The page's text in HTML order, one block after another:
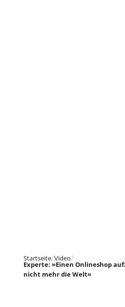
Startseite Video
Experte: »Einen Onlineshop
nicht mehr die Welt«